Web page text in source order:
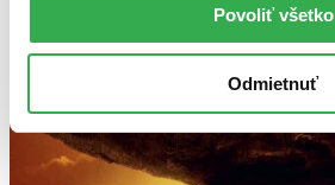
Povoliť všetko
Odmietnuť